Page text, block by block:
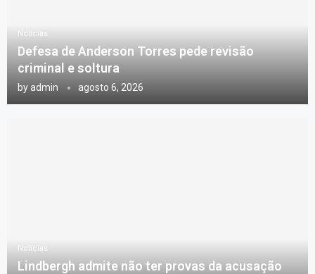
Notícias
Defesa de Anderson Torres pede revisão
criminal e soltura
by admin agosto 6, 2026
Notícias
Lindbergh admite não ter provas da acusação